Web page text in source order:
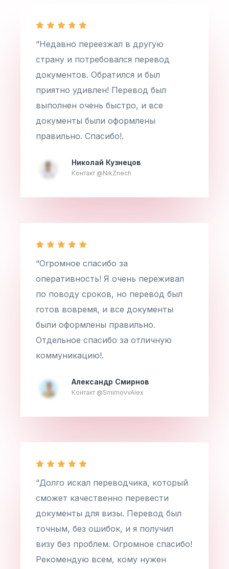
“Недавно переезжал в другую
страну и потребовался перевод
документов. Обратился и был
приятно удивлен! Перевод был
выполнен очень быстро, и все
документы были оформлены
правильно. Спасибо!.
Николай Кузнецов
Контакт @NikZnech
“Огромное спасибо за
оперативность! Я очень переживал
по поводу сроков, но перевод был
готов вовремя, и все документы
были оформлены правильно.
Отдельное спасибо за отличную
коммуникацию!.
Александр Смирнов
Контакт @SmirnovvAlex
“Долго искал переводчика, который
сможет качественно перевести
документы для визы. Перевод был
точным, без ошибок, и я получил
визу без проблем. Огромное спасибо!
Рекомендую всем, кому нужен